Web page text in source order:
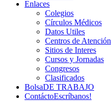
Enlaces
Colegios
Círculos Médicos
Datos Utiles
Centros de Atención
Sitios de Interes
Cursos y Jornadas
Congresos
Clasificados
BolsaDE TRABAJO
ContáctoEscríbanos!